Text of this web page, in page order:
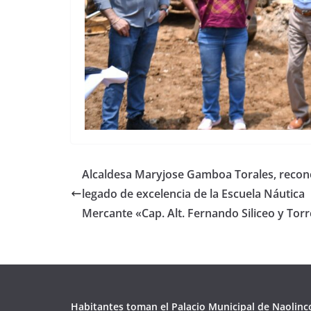
Alcaldesa Maryjose Gamboa Torales,
legado de excelencia de la Escuela Náutica
Mercante «Cap. Alt. Fernando Siliceo y
Habitantes toman el Palacio Municipal de